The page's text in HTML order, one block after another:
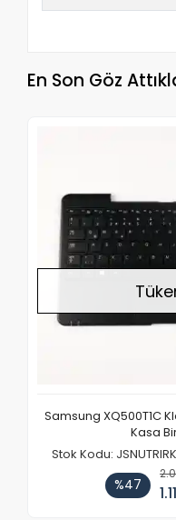
En Son Göz
Samsung XQ500T1C
Kasa
Stok Kodu:
%47